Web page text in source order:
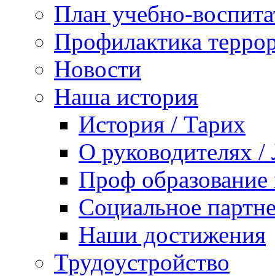
План учебно-
Профилактика
Новости
Наша история
История / Тарих
О руководителях /
Проф образование
Социальное
Наши достижения
Трудоустройство